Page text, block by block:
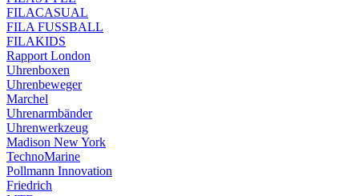
FILACASUAL
FILA FUSSBALL
FILAKIDS
Rapport London
Uhrenboxen
Uhrenbeweger
Marchel
Uhrenarmbänder
Uhrenwerkzeug
Madison New York
TechnoMarine
Pollmann Innovation
Friedrich